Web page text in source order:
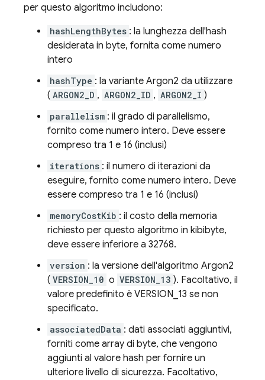
per questo algoritmo includono:
hashLengthBytes : la lunghezza dell'hash
desiderata in byte, fornita come numero
intero
hashType : la variante Argon2 da utilizzare
( ARGON2_D , ARGON2_ID , ARGON2_I )
parallelism : il grado di parallelismo,
fornito come numero intero. Deve essere
compreso tra 1 e 16 (inclusi)
iterations : il numero di iterazioni da
eseguire, fornito come numero intero. Deve
essere compreso tra 1 e 16 (inclusi)
memoryCostKib : il costo della memoria
richiesto per questo algoritmo in kibibyte,
deve essere inferiore a 32768.
version : la versione dell'algoritmo Argon2
( VERSION_10 o VERSION_13 ). Facoltativo, il
valore predefinito è VERSION_13 se non
specificato.
associatedData : dati associati aggiuntivi,
forniti come array di byte, che vengono
aggiunti al valore hash per fornire un
ulteriore livello di sicurezza. Facoltativo,